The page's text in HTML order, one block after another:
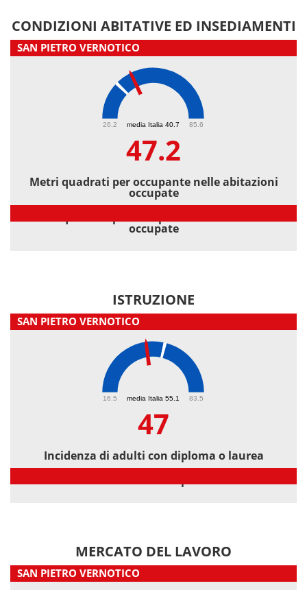
CONDIZIONI ABITATIVE ED INSEDIAMENTI
SAN PIETRO VERNOTICO
media Italia 40.7
26.2 85.6
47.2
Metri quadrati per occupante nelle abitazioni
occupate
occupate
ISTRUZIONE
SAN PIETRO VERNOTICO
media Italia 55.1
16.5 83.5
47
Incidenza di adulti con diploma o laurea
MERCATO DEL LAVORO
SAN PIETRO VERNOTICO